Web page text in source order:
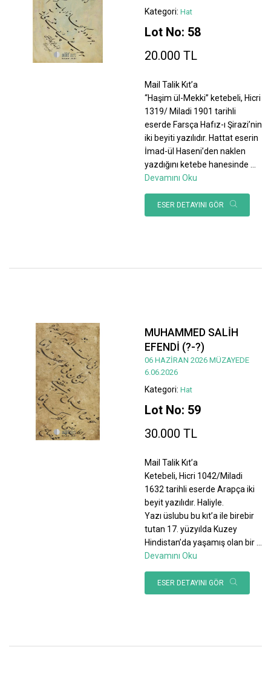
Kategori: Hat
Lot No: 58
20.000 TL
Mail Talik Kıt’a
“Haşim ül-Mekki” ketebeli, Hicri
1319/ Miladi 1901 tarihli
eserde Farsça Hafız-ı Şirazi’nin
iki beyiti yazılıdır. Hattat eserin
İmad-ül Haseni’den naklen
yazdığını ketebe hanesinde
Devamını Oku
ESER DETAYINI GÖR
MUHAMMED SALİH
EFENDİ (?-?)
06 HAZİRAN 2026 MÜZAYEDE
6.06.2026
Kategori: Hat
Lot No: 59
30.000 TL
Mail Talik Kıt’a
Ketebeli, Hicri 1042/Miladi
1632 tarihli eserde Arapça iki
beyit yazılıdır. Haliyle.
Yazı üslubu bu kıt’a ile birebir
tutan 17. yüzyılda Kuzey
Hindistan’da yaşamış olan bir
Devamını Oku
ESER DETAYINI GÖR